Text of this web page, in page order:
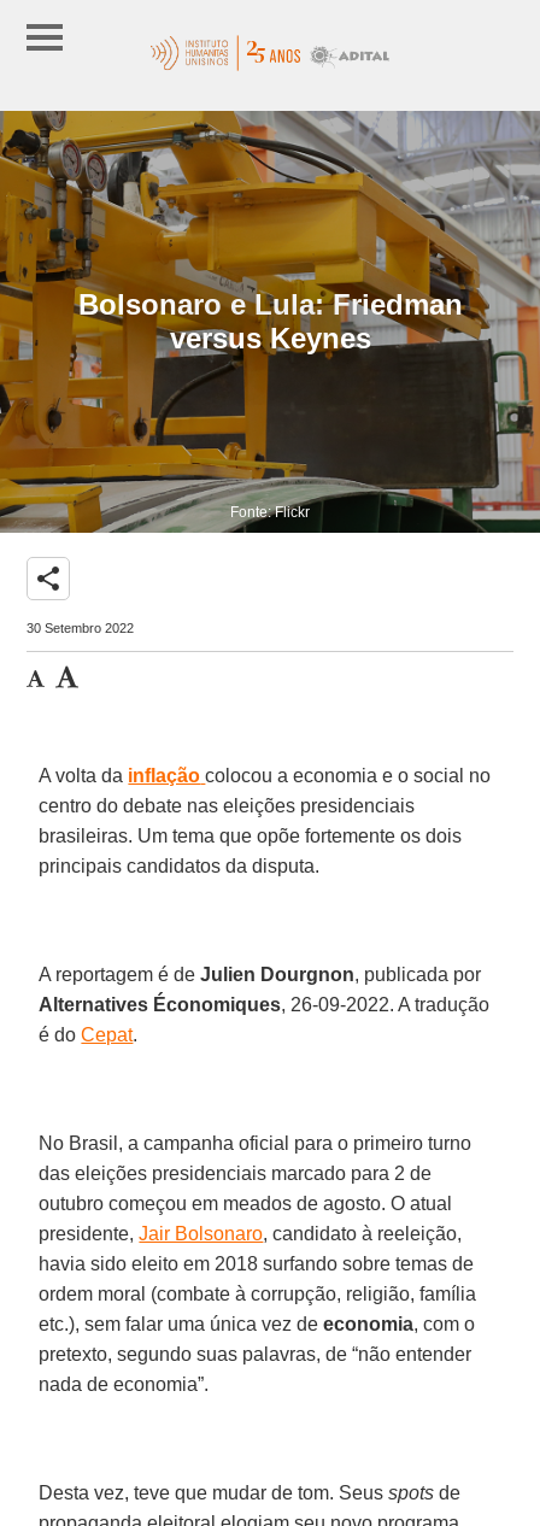
Bolsonaro e Lula: Friedman
versus Keynes
Fonte: Flickr
share
30 Setembro 2022
A volta da inflação colocou a economia e o social no
centro do debate nas eleições presidenciais
brasileiras. Um tema que opõe fortemente os dois
principais candidatos da disputa.
A reportagem é deJulien Dourgnon, publicada por
Alternatives Économiques, 26-09-2022. A tradução
é doCepat.
No Brasil, a campanha oficial para o primeiro turno
das eleições presidenciais marcado para 2 de
outubro começou em meados de agosto. O atual
presidente,Jair Bolsonaro, candidato à reeleição,
havia sido eleito em 2018 surfando sobre temas de
ordem moral (combate à corrupção, religião, família
etc.), sem falar uma única vez deeconomia, com o
pretexto, segundo suas palavras, de “não entender
nada de economia”.
Desta vez, teve que mudar de tom. Seusspots de